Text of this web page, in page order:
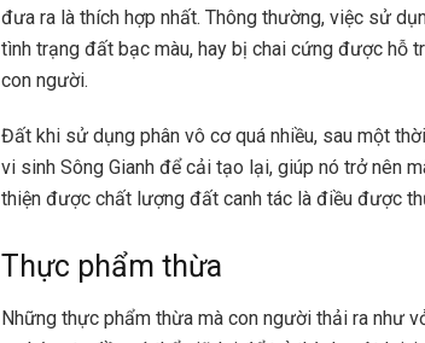
đưa ra là thích hợp nhất. Thông thường, việc sử
tình trạng đất bạc màu, hay bị chai cứng được hỗ
con người.
Đất khi sử dụng phân vô cơ quá nhiều, sau một
vi sinh Sông Gianh để cải tạo lại, giúp nó trở nên
thiện được chất lượng đất canh tác là điều được
Thực phẩm thừa
Những thực phẩm thừa mà con người thải ra như